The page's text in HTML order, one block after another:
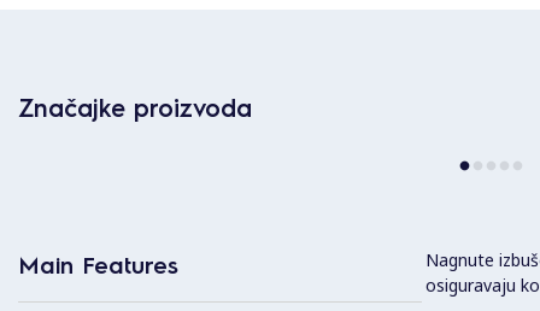
Značajke proizvoda
Main Features
Nagnute
osiguravaju